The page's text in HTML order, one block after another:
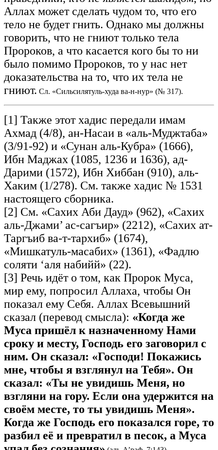
Аллах может сделать чудом то, что его
тело не будет гнить. Однако мы должны
говорить, что не гниют только тела
Пророков, а что касается кого бы то ни
было помимо Пророков, то у нас нет
доказательства на то, что их тела не
гниют. Сл. «Сильсилятуль-худа ва-н-нур» (№ 317).
[1] Также этот хадис передали имам
Ахмад (4/8), ан-Насаи в «аль-Муджтаба»
(3/91-92) и «Сунан аль-Кубра» (1666),
Ибн Маджах (1085, 1236 и 1636), ад-
Дарими (1572), Ибн Хиббан (910), аль-
Хаким (1/278). См. также хадис № 1531
настоящего сборника.
[2] См. «Сахих Аби Дауд» (962), «Сахих
аль-Джами’ ас-сагъир» (2212), «Сахих ат-
Таргъиб ва-т-тархиб» (1674),
«Мишкатуль-масабих» (1361), «Фадлю
соляти ‘аля набийй» (22).
[3] Речь идёт о том, как Пророк Муса,
мир ему, попросил Аллаха, чтобы Он
показал ему Себя. Аллах Всевышний
сказал (перевод смысла): «Когда же
Муса пришёл к назначенному Нами
сроку и месту, Господь его заговорил с
ним. Он сказал: «Господи! Покажись
мне, чтобы я взглянул на Тебя». Он
сказал: «Ты не увидишь Меня, но
взгляни на гору. Если она удержится на
своём месте, то ты увидишь Меня».
Когда же Господь его показался горе, то
разбил её и превратил в песок, а Муса